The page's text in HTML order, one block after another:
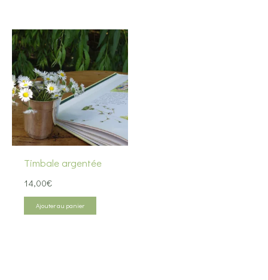
Timbale argentée
14,00€
Ajouter au panier